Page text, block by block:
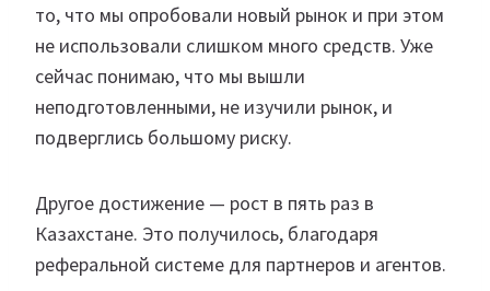
то, что мы опробовали новый рынок и при этом
не использовали слишком много средств. Уже
сейчас понимаю, что мы вышли
неподготовленными, не изучили рынок, и
подверглись большому риску.
Другое достижение — рост в пять раз в
Казахстане. Это получилось, благодаря
реферальной системе для партнеров и агентов.